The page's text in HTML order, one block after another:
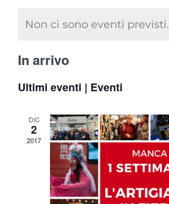
Non ci sono eventi previsti.
In arrivo
Ultimi eventi | Eventi
DIC
2
2017